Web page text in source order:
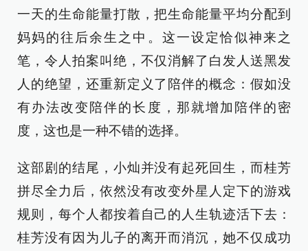
一天的生命能量打散，把生命能量平均分配到
妈妈的往后余生之中。这一设定恰似神来之
笔，令人拍案叫绝，不仅消解了白发人送黑发
人的绝望，还重新定义了陪伴的概念：假如没
有办法改变陪伴的长度，那就增加陪伴的密
度，这也是一种不错的选择。
这部剧的结尾，小灿并没有起死回生，而桂芳
拼尽全力后，依然没有改变外星人定下的游戏
规则，每个人都按着自己的人生轨迹活下去：
桂芳没有因为儿子的离开而消沉，她不仅成功